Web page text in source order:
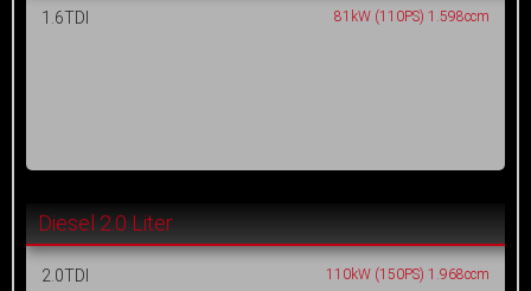
1.6TDI 81kW (110PS) 1.598ccm
Diesel 2.0 Liter
2.0TDI 110kW (150PS) 1.968ccm